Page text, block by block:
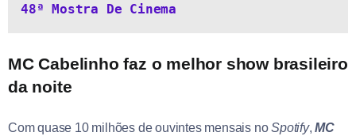
48ª Mostra De Cinema
MC Cabelinho faz o melhor show brasileiro
da noite
Com quase 10 milhões de ouvintes mensais noSpotify,MC